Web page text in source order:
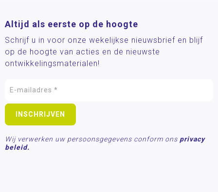
Altijd als eerste op de hoogte
Schrijf u in voor onze wekelijkse nieuwsbrief en blijf
op de hoogte van acties en de nieuwste
ontwikkelingsmaterialen!
Wij verwerken uw persoonsgegevens conform ons privacy
beleid.